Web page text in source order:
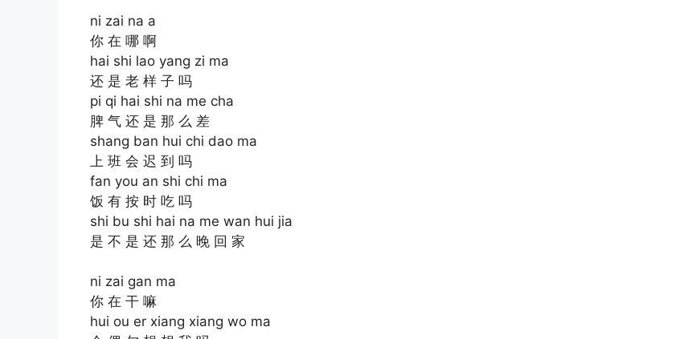
ni zai na a
你 在 哪 啊
hai shi lao yang zi ma
还 是 老 样 子 吗
pi qi hai shi na me cha
脾 气 还 是 那 么 差
shang ban hui chi dao ma
上 班 会 迟 到 吗
fan you an shi chi ma
饭 有 按 时 吃 吗
shi bu shi hai na me wan hui jia
是 不 是 还 那 么 晚 回 家
ni zai gan ma
你 在 干 嘛
hui ou er xiang xiang wo ma